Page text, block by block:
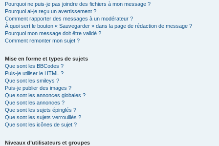
Pourquoi ne puis-je pas joindre des fichiers à mon message ?
Pourquoi ai-je reçu un avertissement ?
Comment rapporter des messages à un modérateur ?
À quoi sert le bouton « Sauvegarder » dans la page de rédaction de message ?
Pourquoi mon message doit être validé ?
Comment remonter mon sujet ?
Mise en forme et types de sujets
Que sont les BBCodes ?
Puis-je utiliser le HTML ?
Que sont les smileys ?
Puis-je publier des images ?
Que sont les annonces globales ?
Que sont les annonces ?
Que sont les sujets épinglés ?
Que sont les sujets verrouillés ?
Que sont les icônes de sujet ?
Niveaux d’utilisateurs et groupes